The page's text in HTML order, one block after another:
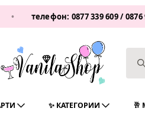
телефон:0877 339 609/0876 93 22 25
✨ КАТЕГОРИИ 🥂